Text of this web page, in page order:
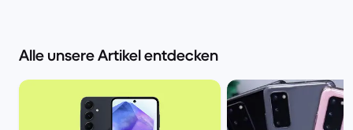
Alle unsere Artikel entdecken